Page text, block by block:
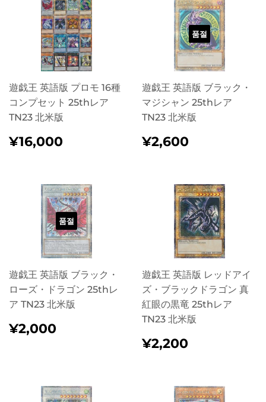
遊戯王 英語版 プロモ 16種
コンプセット 25thレア
TN23 北米版
정
¥16,000
품절
遊戯王 英語版 ブラック・
マジシャン 25thレア
TN23 北米版
정
¥2,600
품절
遊戯王 英語版 ブラック・
ローズ・ドラゴン 25thレ
ア TN23 北米版
정
¥2,000
遊戯王 英語版 レッドアイ
ズ・ブラックドラゴン 真
紅眼の黒竜 25thレア
TN23 北米版
정
¥2,200